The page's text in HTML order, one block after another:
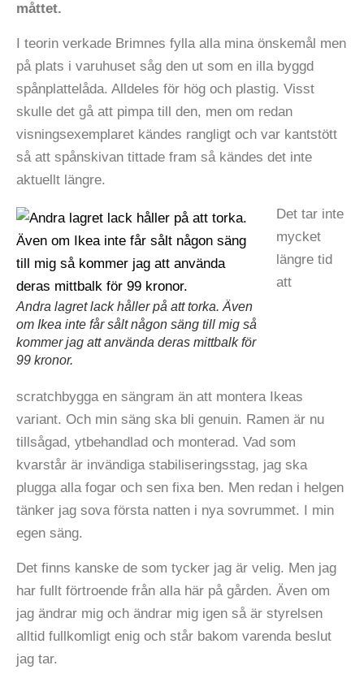
måttet.
I teorin verkade Brimnes fylla alla mina önskemål men
på plats i varuhuset såg den ut som en illa byggd
spånplattelåda. Alldeles för hög och plastig. Visst
skulle det gå att pimpa till den, men om redan
visningsexemplaret kändes rangligt och var kantstött
så att spånskivan tittade fram så kändes det inte
aktuellt längre.
Andra lagret lack håller på att torka. Även
om Ikea inte får sålt någon säng till mig så
kommer jag att använda deras mittbalk för
99 kronor.
Det tar inte
mycket
längre tid
att
scratchbygga en sängram än att montera Ikeas
variant. Och min säng ska bli genuin. Ramen är nu
tillsågad, ytbehandlad och monterad. Vad som
kvarstår är invändiga stabiliseringsstag, jag ska
plugga alla fogar och sen fixa ben. Men redan i helgen
tänker jag sova första natten i nya sovrummet. I min
egen säng.
Det finns kanske de som tycker jag är velig. Men jag
har fullt förtroende från alla här på gården. Även om
jag ändrar mig och ändrar mig igen så är styrelsen
alltid fullkomligt enig och står bakom varenda beslut
jag tar.